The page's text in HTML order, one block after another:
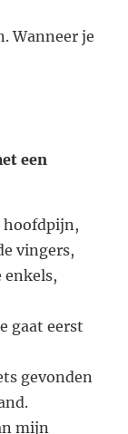
Wanneer je
een
hoofdpijn,
vingers,
enkels,
gaat eerst
gevonden
mijn